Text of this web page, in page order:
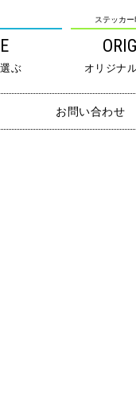
ステッカ
ぶ オリジナ
お問い合わせ